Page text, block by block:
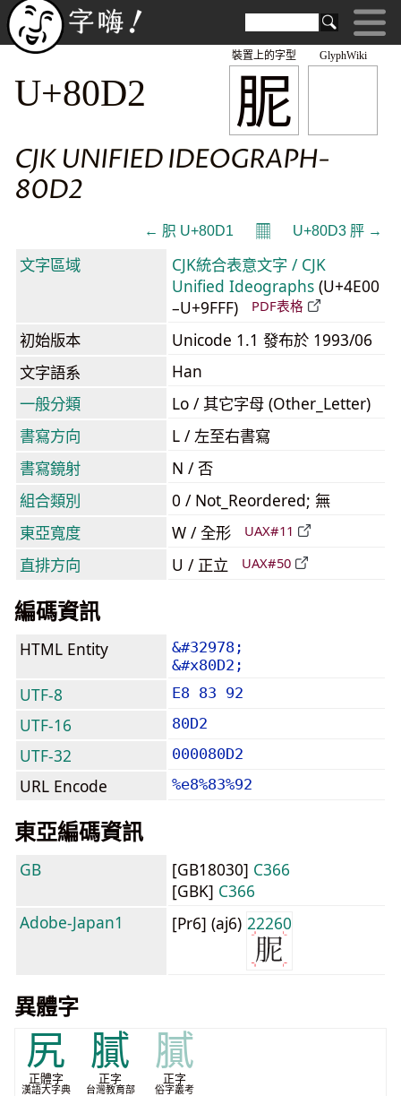
GlyphWiki
胒
裝置上的字型
U+80D2
CJK UNIFIED IDEOGRAPH-
80D2
← 胑 U+80D1 𝄜 U+80D3 胓 →
文字區域
CJK統合表意文字 / CJK
Unified Ideographs (U+4E00
–U+9FFF)
PDF表格
初始版本
Unicode 1.1 發布於 1993/06
文字語系
Han
一般分類
Lo / 其它字母 (Other_Letter)
書寫方向
L / 左至右書寫
書寫鏡射
N / 否
組合類別
0 / Not_Reordered; 無
東亞寬度
W / 全形 UAX#11
直排方向 U / 正立 UAX#50
編碼資訊
HTML Entity
&#32978;
&#x80D2;
UTF-8 E8 83 92
UTF-16 80D2
UTF-32 000080D2
URL Encode %e8%83%92
東亞編碼資訊
GB [GB18030] C366
[GBK] C366
Adobe-Japan1
[Pr6] (aj6) 22260
異體字
尻
正體字
漢語大字典
膩
正字
台灣教育部
膩
正字
俗字叢考